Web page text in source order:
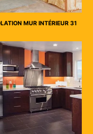
MUR INTÉRIEUR 31